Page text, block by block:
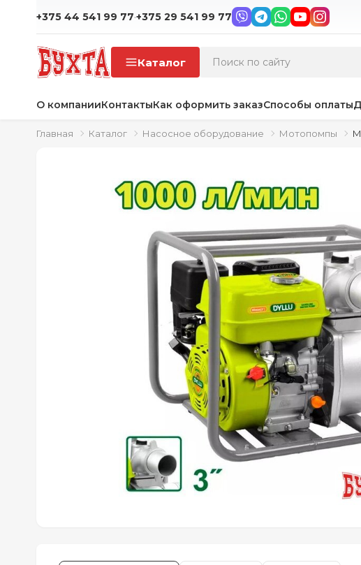
+375 44 541 99 77·+375 29 541 99 77
Каталог
О компанииКонтактыКак оформить заказСпособы оплаты
Главная Каталог Насосное оборудование Мотопомпы